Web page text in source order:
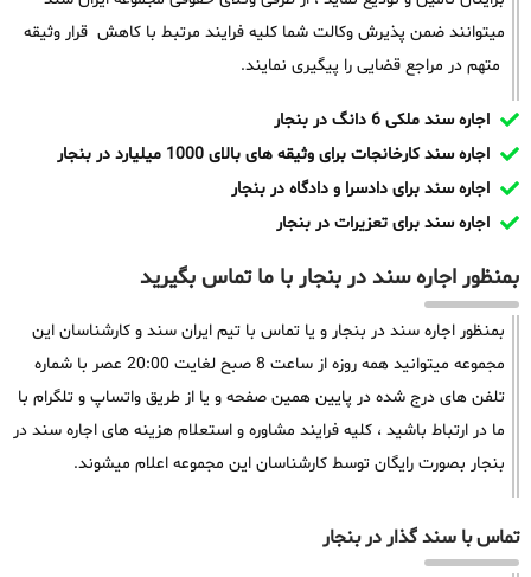
میتوانند ضمن پذیرش وکالت شما کلیه فرایند مرتبط با کاهش قرار وثیقه
متهم در مراجع قضایی را پیگیری نمایند.
اجاره سند ملکی 6 دانگ در بنجار
اجاره سند کارخانجات برای وثیقه های بالای 1000 میلیارد در بنجار
اجاره سند برای دادسرا و دادگاه در بنجار
اجاره سند برای تعزیرات در بنجار
بمنظور اجاره سند در بنجار با ما تماس بگیرید
بمنظور اجاره سند در بنجار و یا تماس با تیم ایران سند و کارشناسان این
مجموعه میتوانید همه روزه از ساعت 8 صبح لغایت 20:00 عصر با شماره
تلفن های درج شده در پایین همین صفحه و یا از طریق واتساپ و تلگرام با
ما در ارتباط باشید ، کلیه فرایند مشاوره و استعلام هزینه های اجاره سند در
بنجار بصورت رایگان توسط کارشناسان این مجموعه اعلام میشوند.
تماس با سند گذار در بنجار